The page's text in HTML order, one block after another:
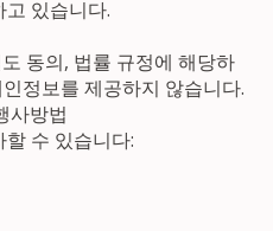
있습니다.
동의, 법률 규정에 해당하
정보를 제공하지 않습니다.
사방법
수 있습니다: